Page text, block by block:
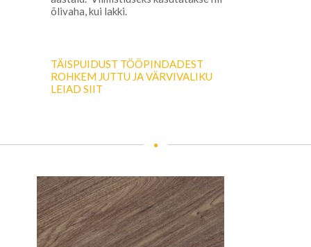
õlivaha, kui lakki.
TÄISPUIDUST TÖÖPINDADEST
ROHKEM JUTTU JA VÄRVIVALIKU
LEIAD SIIT